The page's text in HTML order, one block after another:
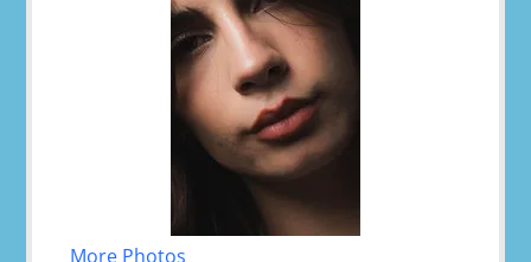
More Photos